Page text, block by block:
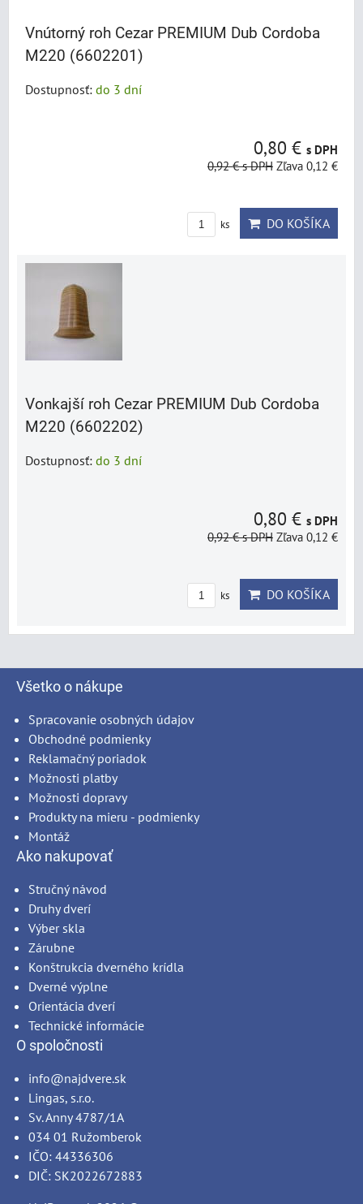
Vnútorný roh Cezar PREMIUM Dub Cordoba
M220 (6602201)
Dostupnosť: do 3 dní
0,80 € s DPH
0,92 €s DPH Zľava 0,12 €
ks DO KOŠÍKA
Vonkajší roh Cezar PREMIUM Dub Cordoba
M220 (6602202)
Dostupnosť: do 3 dní
0,80 € s DPH
0,92 €s DPH Zľava 0,12 €
ks DO KOŠÍKA
Všetko o nákupe
Spracovanie osobných údajov
Obchodné podmienky
Reklamačný poriadok
Možnosti platby
Možnosti dopravy
Produkty na mieru - podmienky
Montáž
Ako nakupovať
Stručný návod
Druhy dverí
Výber skla
Zárubne
Konštrukcia dverného krídla
Dverné výplne
Orientácia dverí
Technické informácie
O spoločnosti
info@najdvere.sk
Lingas, s.r.o.
Sv. Anny 4787/1A
034 01 Ružomberok
IČO: 44336306
DIČ: SK2022672883